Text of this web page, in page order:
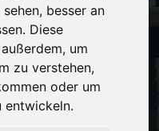
besser an
Diese
um
zu verstehen,
oder um
entwickeln.
Rückruf
Nachricht.